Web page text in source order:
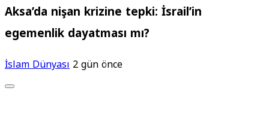
Aksa’da nişan krizine tepki: İsrail’in
egemenlik dayatması mı?
İslam Dünyası2 gün önce